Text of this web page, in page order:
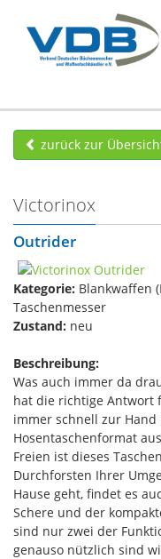
zurück zur
Victorinox
Outrider
Kategorie: Blankwaffen
Taschenmesser
Zustand: neu
Beschreibung:
Was auch immer da
hat die richtige Antwort
immer schnell zur
Hosentaschenformat
Freien ist dieses
Durchforsten Ihrer
Hause geht, findet es
Schere und der
sind nur zwei der
genauso nützlich sind